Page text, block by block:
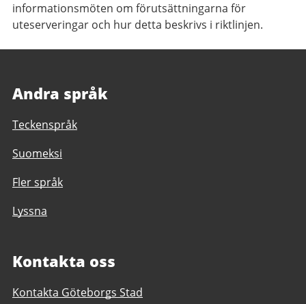
informationsmöten om förutsättningarna för
uteserveringar och hur detta beskrivs i riktlinjen.
Andra språk
Teckenspråk
Suomeksi
Fler språk
Lyssna
Kontakta oss
Kontakta Göteborgs Stad